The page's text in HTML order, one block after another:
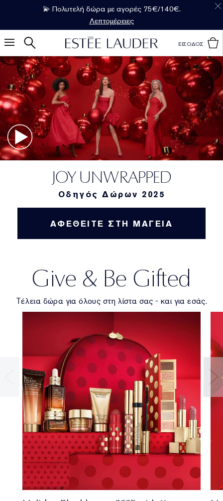
💫 Πολυτελή δώρα με αγορές 75€/140€.
Λεπτομέρειες
ΕΙΣΟΔΟΣ
JOY UNWRAPPED
Οδηγός Δώρων 2025
ΑΦΕΘΕΙΤΕ ΣΤΗ ΜΑΓΕΙΑ
Give & Be Gifted
Τέλεια δώρα για όλους στη λίστα σας - και για εσάς.